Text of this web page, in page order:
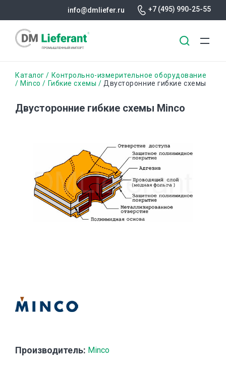
содержанию
info@dmliefer.ru +7 (495) 990-25-55
Строка
Каталог
Контрольно-измерительное оборудование
Minco
Гибкие схемы Двусторонние гибкие схемы
Двусторонние гибкие схемы Minco
Производитель: Minco